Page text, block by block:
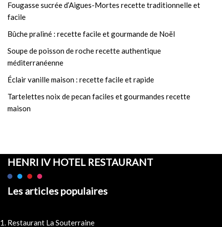
Fougasse sucrée d’Aigues-Mortes recette traditionnelle et
facile
Bûche praliné : recette facile et gourmande de Noël
Soupe de poisson de roche recette authentique
méditerranéenne
Éclair vanille maison : recette facile et rapide
Tartelettes noix de pecan faciles et gourmandes recette
maison
HENRI IV HOTEL RESTAURANT
Les articles populaires
Restaurant La Souterraine